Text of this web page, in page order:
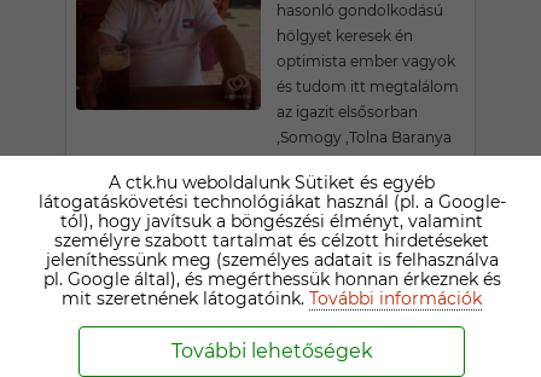
hasonló gondolkodású
hölgyet keresek én
optimista ember vagyok
és tudom itt megtalálom
az igazit elsősorban
,Somogy ,Tolna Baranya
lehet akadály de most
írom oda hogy a 50-65 év
közötti lehetőleg vékony
hölgyekkel szeretné
ismerkedni köszönöm
VÖRÖSTÖLGY77
A ctk.hu weboldalunk Sütiket és egyéb
látogatáskövetési technológiákat használ (pl. a Google-
tól), hogy javítsuk a böngészési élményt, valamint
személyre szabott tartalmat és célzott hirdetéseket
jeleníthessünk meg (személyes adatait is felhasználva
pl. Google által), és megérthessük honnan érkeznek és
mit szeretnének látogatóink. További információk
További lehetőségek